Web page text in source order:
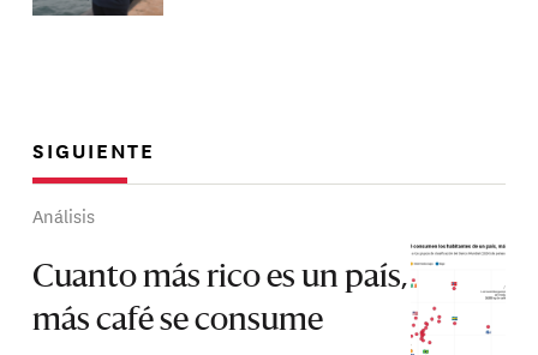
SIGUIENTE
Análisis
Cuanto más rico es un país,
más café se consume